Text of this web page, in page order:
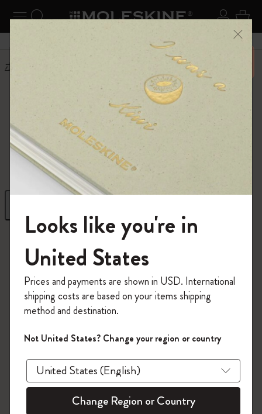
ナビゲーションの切替 ログ
検索 (キーワードなど) カ
6,500円以上のご購入で送料無料 メニ
ーを閉じる
ホーム
ギフト
クリエイティブな発想を高めるギフト
296 プロダクツ
モレスキンの世界へようこそ
「WELCOME10」を入力すると、初回注
文が10%オフ＋送料無料になります。セ
ール・アウトレット品は適用外。
Moleskineアカウントを作成して限定オフ
ァーや会員特典、さらに多くのインスピ
レーションを手に入れましょう。
今すぐ会員登録 !
Looks like you're in
United States
Prices and payments are shown in USD. International
shipping costs are based on your items shipping
method and destination.
Not United States? Change your region or country
Change Region or Country